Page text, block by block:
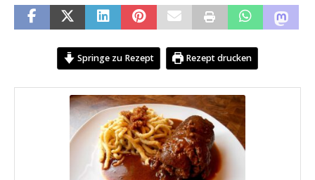
Springe zu Rezept Rezept drucken